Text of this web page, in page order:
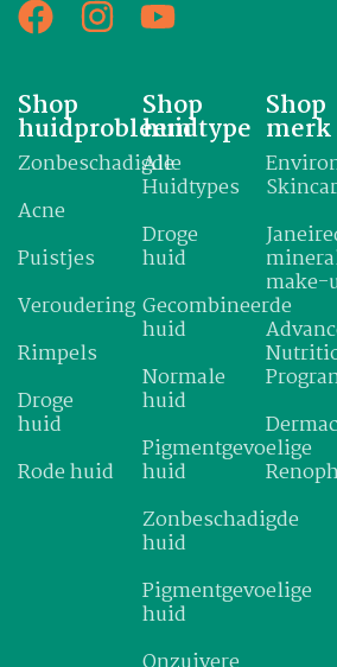
Shop
huidprobleem
Zonbeschadigde
Acne
Puistjes
Veroudering
Rimpels
Droge
huid
Rode huid
Shop
huidtype
Alle
Huidtypes
Droge
huid
Gecombineerde
huid
Normale
huid
Pigmentgevoelige
huid
Zonbeschadigde
huid
Pigmentgevoelige
huid
Shop
merk
make-